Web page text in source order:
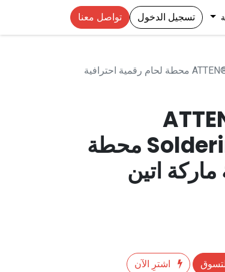
تسجيل الدخول تواصل معنا
ATTEN® ST-80 Digital Soldering Station 80W محطة لحام رقمية احترافية
Soldering Station 80W محطة
اتين
اشترِ الآن